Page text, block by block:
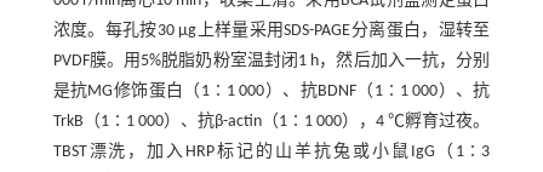
浓度。每孔按30 μg上样量采用SDS-PAGE分离蛋白，湿转至
PVDF膜。用5%脱脂奶粉室温封闭1 h，然后加入一抗，分别
是抗MG修饰蛋白（1∶1 000）、抗BDNF（1∶1 000）、抗
TrkB（1∶1 000）、抗β-actin（1∶1 000），4 ℃孵育过夜。
TBST漂洗，加入HRP标记的山羊抗兔或小鼠IgG（1∶3